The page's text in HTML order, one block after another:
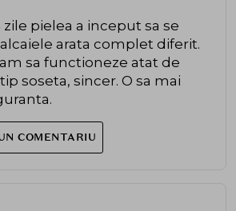
zile pielea a inceput sa se
arata complet diferit.
sa functioneze atat de
soseta, sincer. O sa mai
COMENTARIU